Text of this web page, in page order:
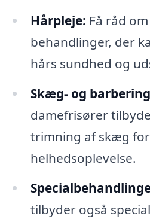
Hårpleje: Få råd
behandlinger, der
hårs sundhed og
Skæg- og
damefrisører
trimning af skæg
helhedsoplevelse.
tilbyder også